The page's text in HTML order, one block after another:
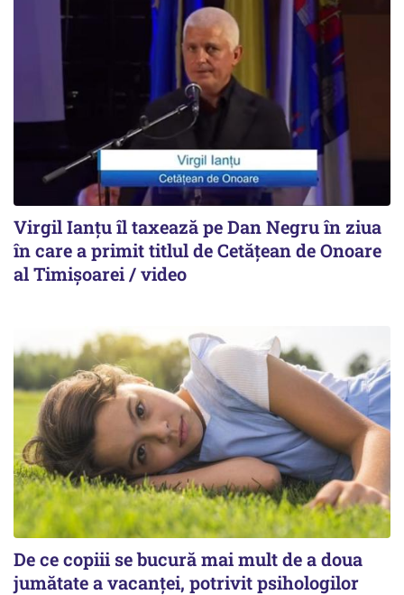
Virgil Ianțu îl taxează pe Dan Negru în ziua
în care a primit titlul de Cetățean de Onoare
al Timișoarei / video
De ce copiii se bucură mai mult de a doua
jumătate a vacanței, potrivit psihologilor